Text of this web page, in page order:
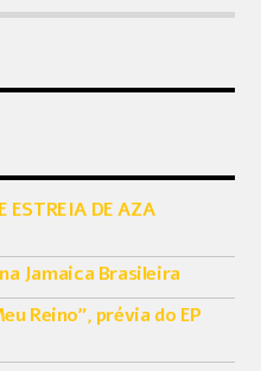
ESTREIA DE AZA
Jamaica Brasileira
Reino”, prévia do EP